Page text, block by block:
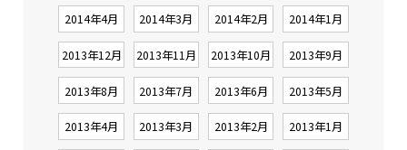
2014年4月 2014年3月 2014年2月 2014年1月
2013年12月 2013年11月 2013年10月 2013年9月
2013年8月 2013年7月 2013年6月 2013年5月
2013年4月 2013年3月 2013年2月 2013年1月